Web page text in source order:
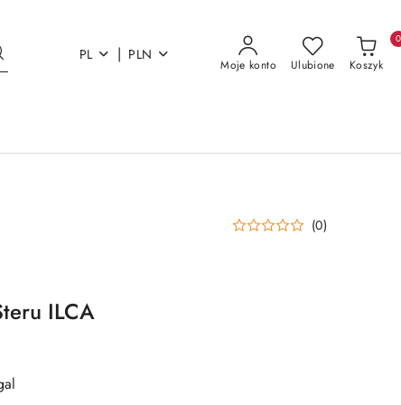
PL | PLN
Moje konto Ulubione Koszyk
0
(0)
ILCA